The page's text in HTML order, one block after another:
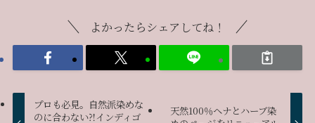
よかったらシェアしてね！
プロも必見。自然派染めな
のに合わない⁈インディゴ
天然100％ヘナとハーブ染